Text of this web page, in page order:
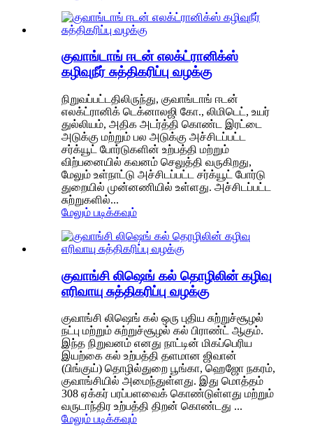
குவாங்டாங் ஈடன் எலக்ட்ரானிக்ஸ்
கழிவுநீர் சுத்திகரிப்பு வழக்கு
நிறுவப்பட்டதிலிருந்து, குவாங்டாங் ஈடன்
எலக்ட்ரானிக் டெக்னாலஜி கோ., லிமிடெட், உயர்
துல்லியம், அதிக அடர்த்தி கொண்ட இரட்டை
அடுக்கு மற்றும் பல அடுக்கு அச்சிடப்பட்ட
சர்க்யூட் போர்டுகளின் உற்பத்தி மற்றும்
விற்பனையில் கவனம் செலுத்தி வருகிறது,
மேலும் உள்நாட்டு அச்சிடப்பட்ட சர்க்யூட் போர்டு
துறையில் முன்னணியில் உள்ளது. அச்சிடப்பட்ட
சுற்றுகளில்...
மேலும் படிக்கவும்
குவாங்சி லிஷெங் கல் தொழிலின் கழிவு
எரிவாயு சுத்திகரிப்பு வழக்கு
குவாங்சி லிஷெங் கல் ஒரு புதிய சுற்றுச்சூழல்
நட்பு மற்றும் சுற்றுச்சூழல் கல் பிராண்ட் ஆகும்.
இந்த நிறுவனம் எனது நாட்டின் மிகப்பெரிய
இயற்கை கல் உற்பத்தி தளமான ஜிவான்
(பிங்குய்) தொழில்துறை பூங்கா, ஹெஜோ நகரம்,
குவாங்சியில் அமைந்துள்ளது. இது மொத்தம்
308 ஏக்கர் பரப்பளவைக் கொண்டுள்ளது மற்றும்
வருடாந்திர உற்பத்தி திறன் கொண்டது ...
மேலும் படிக்கவும்